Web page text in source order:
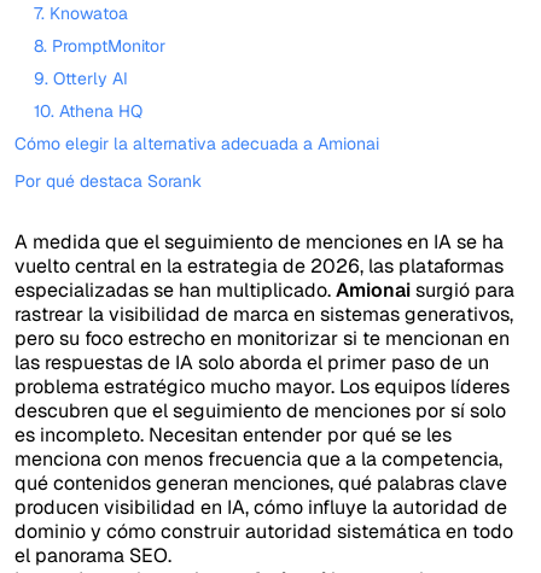
7. Knowatoa
8. PromptMonitor
9. Otterly AI
10. Athena HQ
Cómo elegir la alternativa adecuada a Amionai
Por qué destaca Sorank
A medida que el seguimiento de menciones en IA se ha
vuelto central en la estrategia de 2026, las plataformas
especializadas se han multiplicado.Amionaisurgió para
rastrear la visibilidad de marca en sistemas generativos,
pero su foco estrecho en monitorizar si te mencionan en
las respuestas de IA solo aborda el primer paso de un
problema estratégico mucho mayor. Los equipos líderes
descubren que el seguimiento de menciones por sí solo
es incompleto. Necesitan entender por qué se les
menciona con menos frecuencia que a la competencia,
qué contenidos generan menciones, qué palabras clave
producen visibilidad en IA, cómo influye la autoridad de
dominio y cómo construir autoridad sistemática en todo
el panorama SEO.